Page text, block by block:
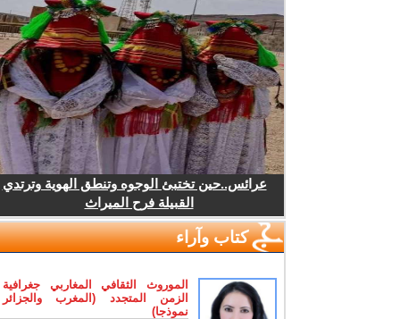
عرائس..حين تختبئ الوجوه وتنطق الهوية وترتدي
القبيلة فرح الميراث
كتاب وآراء
الموروث الثقافي المغاربي جغرافية
الزمن المتجدد (المغرب والجزائر
نموذجا)